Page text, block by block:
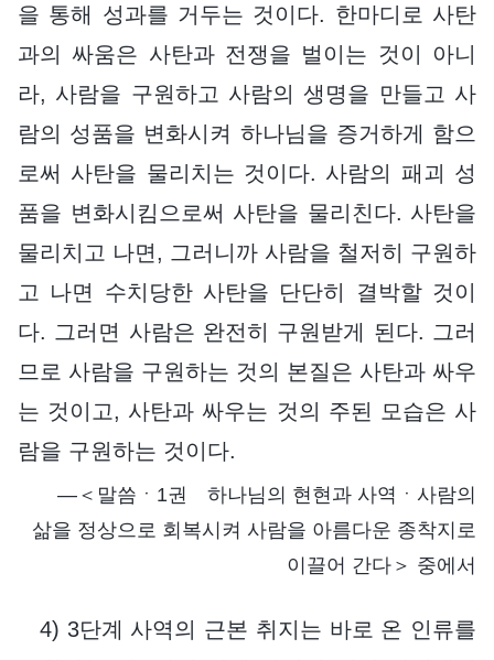
을 통해 성과를 거두는 것이다. 한마디로 사탄
과의 싸움은 사탄과 전쟁을 벌이는 것이 아니
라, 사람을 구원하고 사람의 생명을 만들고 사
람의 성품을 변화시켜 하나님을 증거하게 함으
로써 사탄을 물리치는 것이다. 사람의 패괴 성
품을 변화시킴으로써 사탄을 물리친다. 사탄을
물리치고 나면, 그러니까 사람을 철저히 구원하
고 나면 수치당한 사탄을 단단히 결박할 것이
다. 그러면 사람은 완전히 구원받게 된다. 그러
므로 사람을 구원하는 것의 본질은 사탄과 싸우
는 것이고, 사탄과 싸우는 것의 주된 모습은 사
람을 구원하는 것이다.
―＜말씀ㆍ1권 하나님의 현현과 사역ㆍ사람의
삶을 정상으로 회복시켜 사람을 아름다운 종착지로
이끌어 간다＞ 중에서
4) 3단계 사역의 근본 취지는 바로 온 인류를